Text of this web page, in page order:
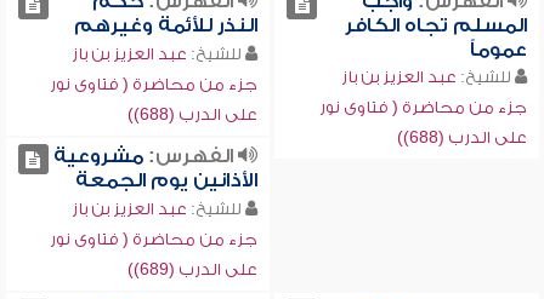
المسلم تجاه الكافر
عموماً
للشيخ: عبد العزيز بن باز
جزء من محاضرة ( فتاوى نور
على الدرب (688))
النذر للأئمة وغيرهم
للشيخ: عبد العزيز بن باز
جزء من محاضرة ( فتاوى نور
على الدرب (688))
الفهرس:مشروعية
الأذانين يوم الجمعة
للشيخ: عبد العزيز بن باز
جزء من محاضرة ( فتاوى نور
على الدرب (689))